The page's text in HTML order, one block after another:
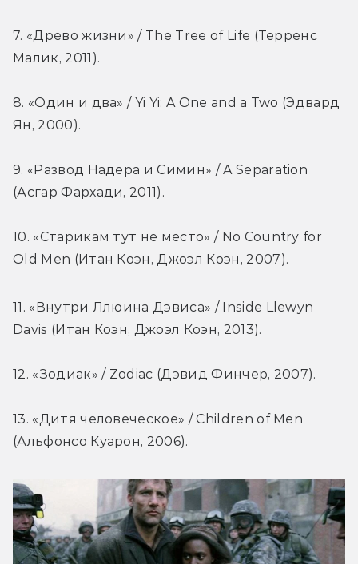
7. «Древо жизни» / The Tree of Life (Терренс
Малик, 2011).
8. «Один и два» / Yi Yi: A One and a Two (Эдвард
Ян, 2000).
9. «Развод Надера и Симин» / A Separation
(Асгар Фархади, 2011).
10. «Старикам тут не место» / No Country for
Old Men (Итан Коэн, Джоэл Коэн, 2007).
11. «Внутри Ллюина Дэвиса» / Inside Llewyn
Davis (Итан Коэн, Джоэл Коэн, 2013).
12. «Зодиак» / Zodiac (Дэвид Финчер, 2007).
13. «Дитя человеческое» / Children of Men
(Альфонсо Куарон, 2006).